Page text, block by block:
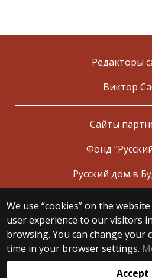
We use “cookies” on the
user experience to our visitors
browsing. You can change your
time in your browser settings.
Accept
Редакторы
Виктор
Сайты
Фонд
Русский дом в
© 2025 Eötvös
All rights
H-1053 Budapest,
T: +36-1-
Web